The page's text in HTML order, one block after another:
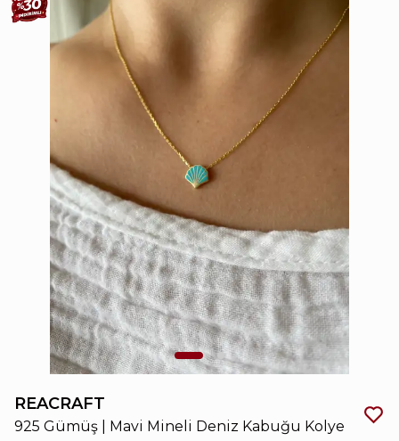
REACRAFT
925 Gümüş | Mavi Mineli Deniz Kabuğu Kolye